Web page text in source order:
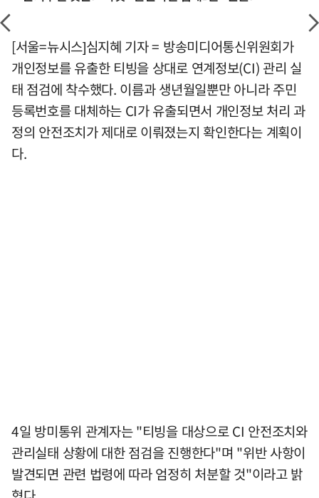
[서울=뉴시스]심지혜 기자 = 방송미디어통신위원회가
개인정보를 유출한 티빙을 상대로 연계정보(CI) 관리 실
태 점검에 착수했다. 이름과 생년월일뿐만 아니라 주민
등록번호를 대체하는 CI가 유출되면서 개인정보 처리 과
정의 안전조치가 제대로 이뤄졌는지 확인한다는 계획이
다.
4일 방미통위 관계자는 "티빙을 대상으로 CI 안전조치와
관리실태 상황에 대한 점검을 진행한다"며 "위반 사항이
발견되면 관련 법령에 따라 엄정히 처분할 것"이라고 밝